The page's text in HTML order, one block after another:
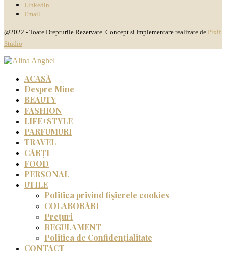
Linkedin
Email
@2022 - Toate Drepturile Rezervate. Concept si Implementare realizate de Pixif
Studio
ACASĂ
Despre Mine
BEAUTY
FASHION
LIFE+STYLE
PARFUMURI
TRAVEL
CĂRȚI
FOOD
PERSONAL
UTILE
Politica privind fișierele cookies
COLABORĂRI
Prețuri
REGULAMENT
Politica de Confidențialitate
CONTACT